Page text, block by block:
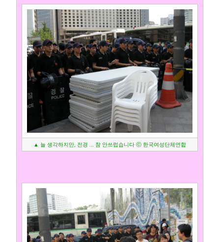
▲ 늘 생각하지만, 전경 ... 참 안쓰럽습니다 ⓒ 한국여성단체연합